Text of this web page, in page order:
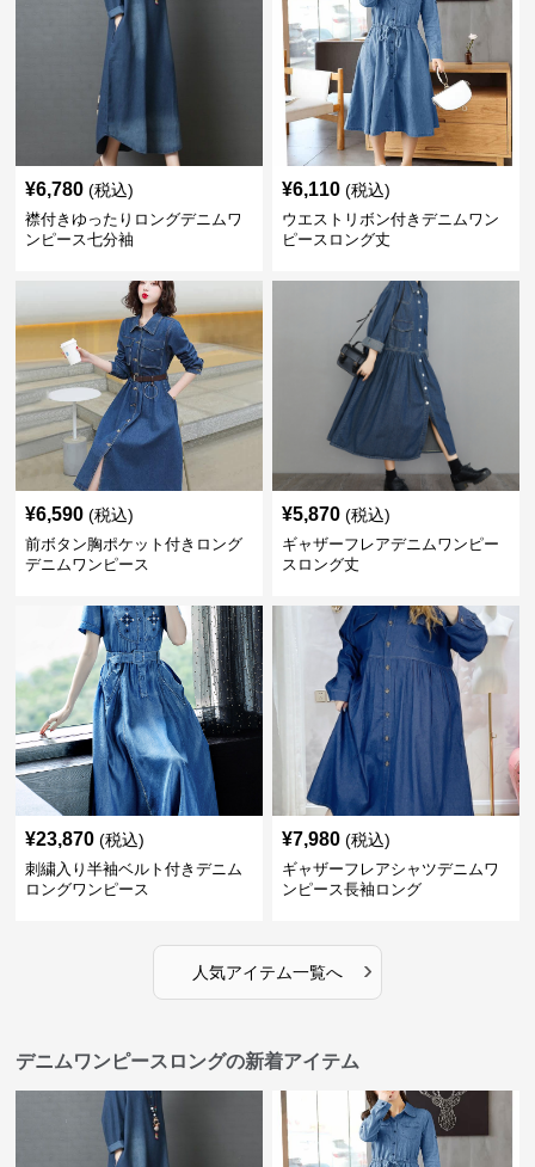
¥6,780 (税込)
襟付きゆったりロングデニムワ
ンピース七分袖
¥6,110 (税込)
ウエストリボン付きデニムワン
ピースロング丈
¥6,590 (税込)
前ボタン胸ポケット付きロング
デニムワンピース
¥5,870 (税込)
ギャザーフレアデニムワンピー
スロング丈
¥23,870 (税込)
刺繍入り半袖ベルト付きデニム
ロングワンピース
¥7,980 (税込)
ギャザーフレアシャツデニムワ
ンピース長袖ロング
人気アイテム一覧へ ›
デニムワンピースロングの新着アイテム